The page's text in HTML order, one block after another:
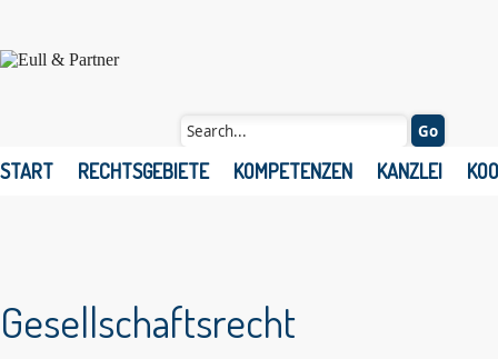
START RECHTSGEBIETE KOMPETENZEN KANZLEI
Gesellschaftsrecht